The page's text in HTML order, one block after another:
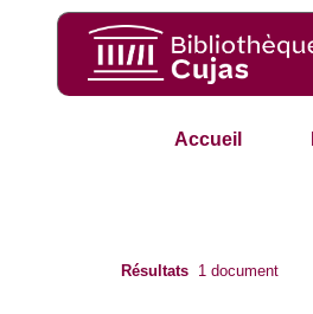
Accueil
Résultats 1 document